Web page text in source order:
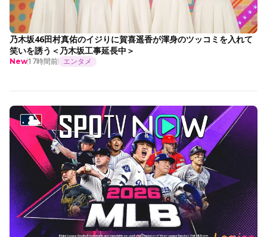
乃木坂46田村真佑のイジりに賀喜遥香が渾身のツッコミを入れて
笑いを誘う＜乃木坂工事延長中＞
New17時間前 エンタメ